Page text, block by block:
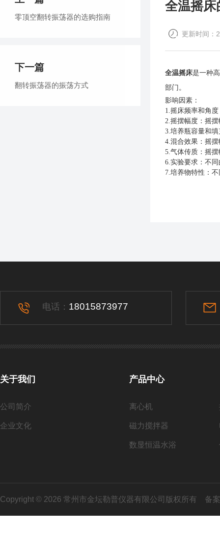
全温摇床
更新时间：
全温摇床是一种
部门。
影响因素：
1.摇床频率和角
2.摇摆幅度：摇
3.培养瓶容量和
4.混合效果：摇
5.气体传质：摇
6.实验要求：不
7.培养物特性：
零顶空翻转振荡器的选购指南
下一篇
翻转振荡器的振荡方式
电话： 18015873977
关于我们
公司简介
企业文化
产品中心
离心机
磁力搅拌器
数显恒温水浴
Copyright © 2026 常州市金坛勒普仪器有限公司版权所有 备